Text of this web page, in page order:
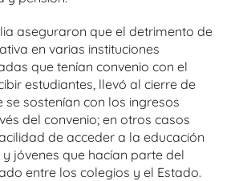
aseguraron que el detrimento de
en varias instituciones
que tenían convenio con el
estudiantes, llevó al cierre de
se sostenían con los ingresos
del convenio; en otros casos
de acceder a la educación
jóvenes que hacían parte del
entre los colegios y el Estado.